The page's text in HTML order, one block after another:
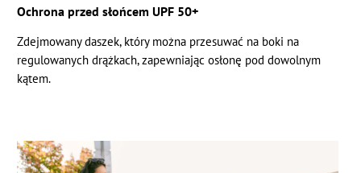
Ochrona przed słońcem UPF 50+
Zdejmowany daszek, który można przesuwać na boki na
regulowanych drążkach, zapewniając osłonę pod dowolnym
kątem.